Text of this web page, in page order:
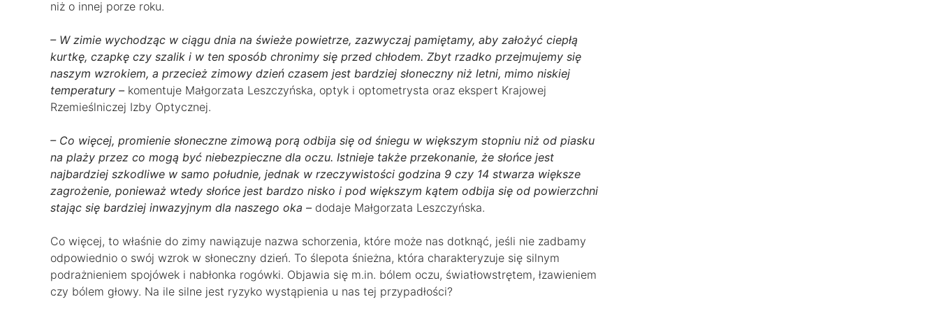
niż o innej porze roku.
– W zimie wychodząc w ciągu dnia na świeże powietrze, zazwyczaj pamiętamy, aby założyć ciepłą
kurtkę, czapkę czy szalik i w ten sposób chronimy się przed chłodem. Zbyt rzadko przejmujemy się
naszym wzrokiem, a przecież zimowy dzień czasem jest bardziej słoneczny niż letni, mimo niskiej
temperatury – komentuje Małgorzata Leszczyńska, optyk i optometrysta oraz ekspert Krajowej
Rzemieślniczej Izby Optycznej.
– Co więcej, promienie słoneczne zimową porą odbija się od śniegu w większym stopniu niż od piasku
na plaży przez co mogą być niebezpieczne dla oczu. Istnieje także przekonanie, że słońce jest
najbardziej szkodliwe w samo południe, jednak w rzeczywistości godzina 9 czy 14 stwarza większe
zagrożenie, ponieważ wtedy słońce jest bardzo nisko i pod większym kątem odbija się od powierzchni
stając się bardziej inwazyjnym dla naszego oka – dodaje Małgorzata Leszczyńska.
Co więcej, to właśnie do zimy nawiązuje nazwa schorzenia, które może nas dotknąć, jeśli nie zadbamy
odpowiednio o swój wzrok w słoneczny dzień. To ślepota śnieżna, która charakteryzuje się silnym
podrażnieniem spojówek i nabłonka rogówki. Objawia się m.in. bólem oczu, światłowstrętem, łzawieniem
czy bólem głowy. Na ile silne jest ryzyko wystąpienia u nas tej przypadłości?